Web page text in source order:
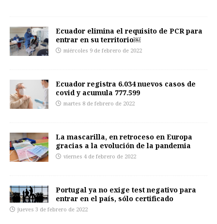
Ecuador elimina el requisito de PCR para
entrar en su territorio￼
miércoles 9 de febrero de 2022
Ecuador registra 6.034 nuevos casos de
covid y acumula 777.599
martes 8 de febrero de 2022
La mascarilla, en retroceso en Europa
gracias a la evolución de la pandemia
viernes 4 de febrero de 2022
Portugal ya no exige test negativo para
entrar en el país, sólo certificado
jueves 3 de febrero de 2022